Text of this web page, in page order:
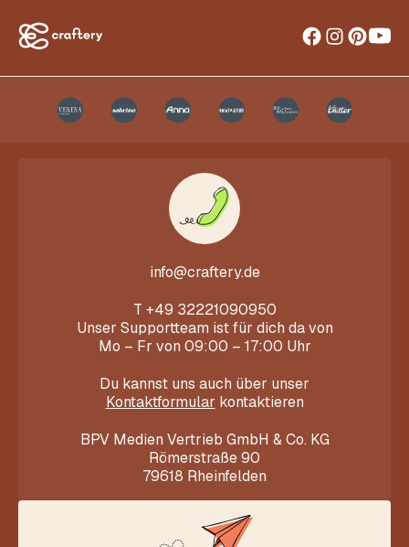
info@craftery.de
T +49 32221090950
Unser Supportteam ist für dich da von
Mo – Fr von 09:00 – 17:00 Uhr
Du kannst uns auch über unser
Kontaktformular kontaktieren
BPV Medien Vertrieb GmbH & Co. KG
Römerstraße 90
79618 Rheinfelden